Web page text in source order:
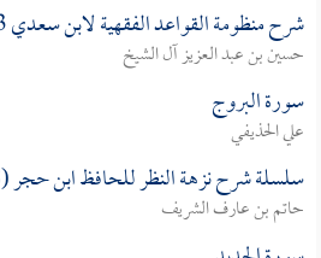
شرح منظومة القواعد الفقهية لابن سعدي 3
حسين بن عبد العزيز آل الشيخ
سورة البروج
علي الحذيفي
سلسلة شرح نزهة النظر للحافظ ابن حجر (28)
حاتم بن عارف الشريف